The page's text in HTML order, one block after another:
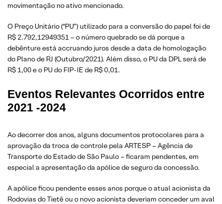
movimentação no ativo mencionado.
O Preço Unitário (“PU”) utilizado para a conversão do papel foi de
R$ 2.792,12949351 – o número quebrado se dá porque a
debênture está accruando juros desde a data de homologação
do Plano de RJ (Outubro/2021). Além disso, o PU da DPL será de
R$ 1,00 e o PU do FIP-IE de R$ 0,01.
Eventos Relevantes Ocorridos entre
2021 -2024
Ao decorrer dos anos, alguns documentos protocolares para a
aprovação da troca de controle pela ARTESP – Agência de
Transporte do Estado de São Paulo – ficaram pendentes, em
especial a apresentação da apólice de seguro da concessão.
A apólice ficou pendente esses anos porque o atual acionista da
Rodovias do Tietê ou o novo acionista deveriam conceder um aval